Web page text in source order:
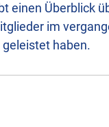
einen Überblick
im
haben.